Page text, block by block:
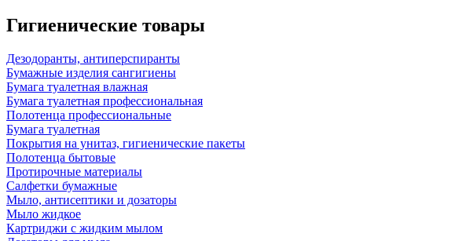
Гигиенические товары
Дезодоранты, антиперспиранты
Бумажные изделия сангигиены
Бумага туалетная влажная
Бумага туалетная профессиональная
Полотенца профессиональные
Бумага туалетная
Покрытия на унитаз, гигиенические пакеты
Полотенца бытовые
Протирочные материалы
Салфетки бумажные
Мыло, антисептики и дозаторы
Мыло жидкое
Картриджи с жидким мылом